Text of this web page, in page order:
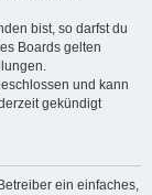
bist, so darfst du
Boards gelten
und kann
gekündigt
ein einfaches,